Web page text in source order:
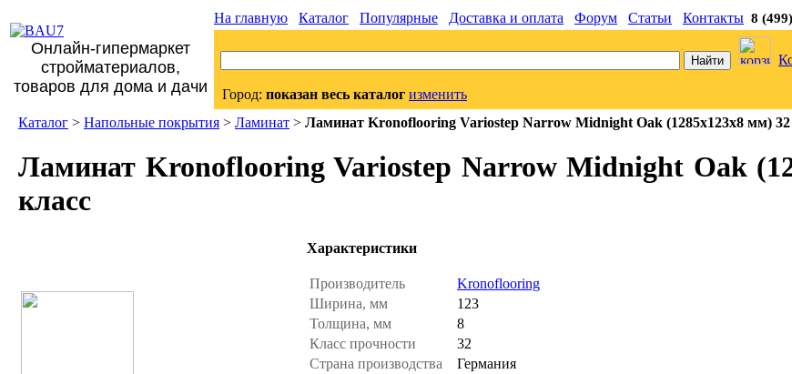
Онлайн-гипермаркет
стройматериалов,
товаров для дома и дачи
На главную Каталог Популярные Доставка и оплата Форум Статьи Контакты 8
Город: показан весь каталог изменить
Каталог > Напольные покрытия > Ламинат > Ламинат Kronoflooring Variostep Narrow Midnight Oak (1285x123x8 мм) 32
Ламинат Kronoflooring Variostep Narrow Midnight Oak
класс
Характеристики
Производитель
Kronoflooring
Ширина, мм
123
Толщина, мм
8
Класс прочности
32
Страна производства
Германия